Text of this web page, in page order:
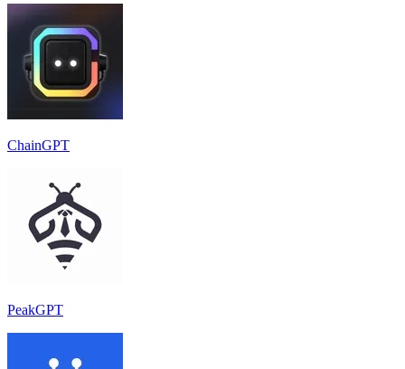
ChainGPT
PeakGPT